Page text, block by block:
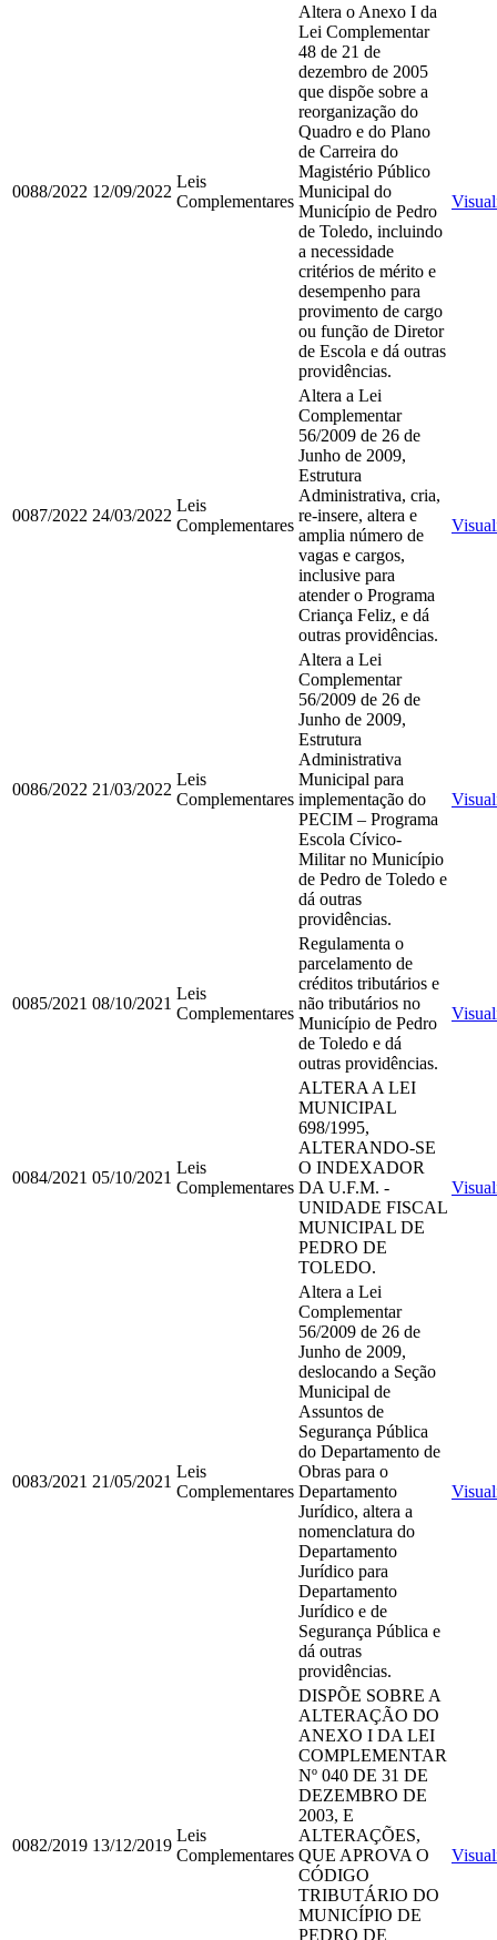
0088/2022 12/09/2022
Leis
Complementares
Altera o Anexo I da
Lei Complementar
48 de 21 de
dezembro de 2005
que dispõe sobre a
reorganização do
Quadro e do Plano
de Carreira do
Magistério Público
Municipal do
Município de Pedro
de Toledo, incluindo
a necessidade
critérios de mérito e
desempenho para
provimento de cargo
ou função de Diretor
de Escola e dá outras
providências.
0087/2022 24/03/2022
Leis
Complementares
Altera a Lei
Complementar
56/2009 de 26 de
Junho de 2009,
Estrutura
Administrativa, cria,
re-insere, altera e
amplia número de
vagas e cargos,
inclusive para
atender o Programa
Criança Feliz, e dá
outras providências.
0086/2022 21/03/2022
Leis
Complementares
Altera a Lei
Complementar
56/2009 de 26 de
Junho de 2009,
Estrutura
Administrativa
Municipal para
implementação do
PECIM – Programa
Escola Cívico-
Militar no Município
de Pedro de Toledo e
dá outras
providências.
0085/2021 08/10/2021
Leis
Complementares
Regulamenta o
parcelamento de
créditos tributários e
não tributários no
Município de Pedro
de Toledo e dá
outras providências.
0084/2021 05/10/2021
Leis
Complementares
ALTERA A LEI
MUNICIPAL
698/1995,
ALTERANDO-SE
O INDEXADOR
DA U.F.M. -
UNIDADE FISCAL
MUNICIPAL DE
PEDRO DE
TOLEDO.
0083/2021 21/05/2021
Leis
Complementares
Altera a Lei
Complementar
56/2009 de 26 de
Junho de 2009,
deslocando a Seção
Municipal de
Assuntos de
Segurança Pública
do Departamento de
Obras para o
Departamento
Jurídico, altera a
nomenclatura do
Departamento
Jurídico para
Departamento
Jurídico e de
Segurança Pública e
dá outras
providências.
0082/2019 13/12/2019
Leis
Complementares
DISPÕE SOBRE A
ALTERAÇÃO DO
ANEXO I DA LEI
COMPLEMENTAR
Nº 040 DE 31 DE
DEZEMBRO DE
2003, E
ALTERAÇÕES,
QUE APROVA O
CÓDIGO
TRIBUTÁRIO DO
MUNICÍPIO DE
PEDRO DE